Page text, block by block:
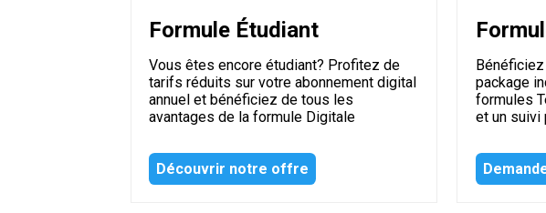
Formule Étudiant
Vous êtes encore étudiant? Profitez de
tarifs réduits sur votre abonnement digital
annuel et bénéficiez de tous les
avantages de la formule Digitale
Découvrir notre offre
package
formules
et un suivi